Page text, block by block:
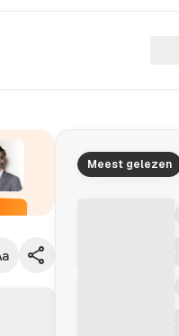
Meest gelezen